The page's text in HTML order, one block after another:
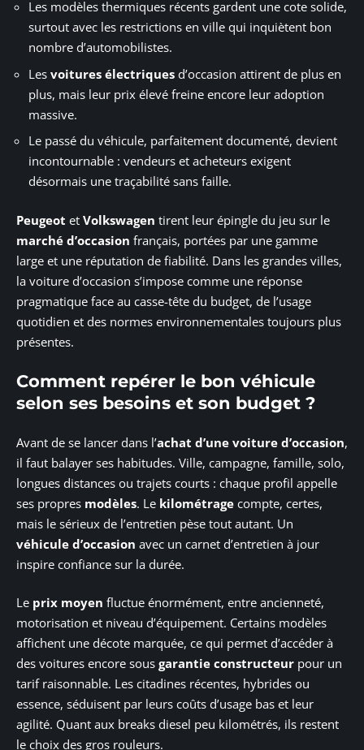
Les modèles thermiques récents gardent une cote solide,
surtout avec les restrictions en ville qui inquiètent bon
nombre d’automobilistes.
Les voitures électriques d’occasion attirent de plus en
plus, mais leur prix élevé freine encore leur adoption
massive.
Le passé du véhicule, parfaitement documenté, devient
incontournable : vendeurs et acheteurs exigent
désormais une traçabilité sans faille.
Peugeot et Volkswagen tirent leur épingle du jeu sur le
marché d’occasion français, portées par une gamme
large et une réputation de fiabilité. Dans les grandes villes,
la voiture d’occasion s’impose comme une réponse
pragmatique face au casse-tête du budget, de l’usage
quotidien et des normes environnementales toujours plus
présentes.
Comment repérer le bon véhicule
selon ses besoins et son budget ?
Avant de se lancer dans l’achat d’une voiture d’occasion,
il faut balayer ses habitudes. Ville, campagne, famille, solo,
longues distances ou trajets courts : chaque profil appelle
ses propres modèles. Le kilométrage compte, certes,
mais le sérieux de l’entretien pèse tout autant. Un
véhicule d’occasion avec un carnet d’entretien à jour
inspire confiance sur la durée.
Le prix moyen fluctue énormément, entre ancienneté,
motorisation et niveau d’équipement. Certains modèles
affichent une décote marquée, ce qui permet d’accéder à
des voitures encore sous garantie constructeur pour un
tarif raisonnable. Les citadines récentes, hybrides ou
essence, séduisent par leurs coûts d’usage bas et leur
agilité. Quant aux breaks diesel peu kilométrés, ils restent
le choix des gros rouleurs.